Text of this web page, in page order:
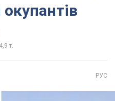
т.
РУС